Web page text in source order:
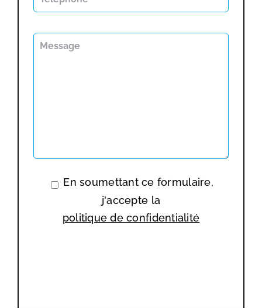
En soumettant ce formulaire,
j'accepte la
politique de confidentialité